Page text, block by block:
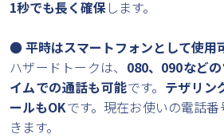
1秒でも長く確保します。
●平時はスマートフォンとして使用
ハザードトークは、 080、090など
イムでの通話も可能です。 テザリン
ールもOKです。現在お使いの電話
きます。